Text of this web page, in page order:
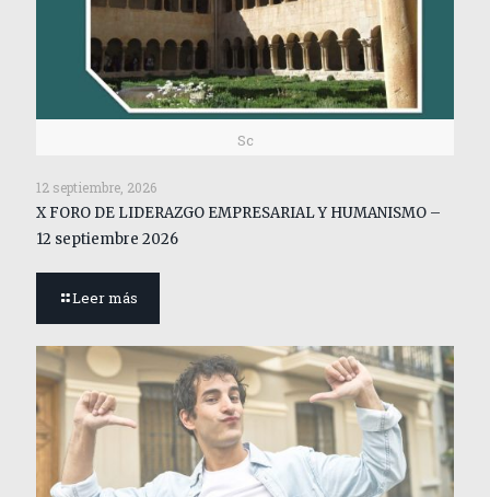
Sc
12 septiembre, 2026
X FORO DE LIDERAZGO EMPRESARIAL Y HUMANISMO –
12 septiembre 2026
Leer más